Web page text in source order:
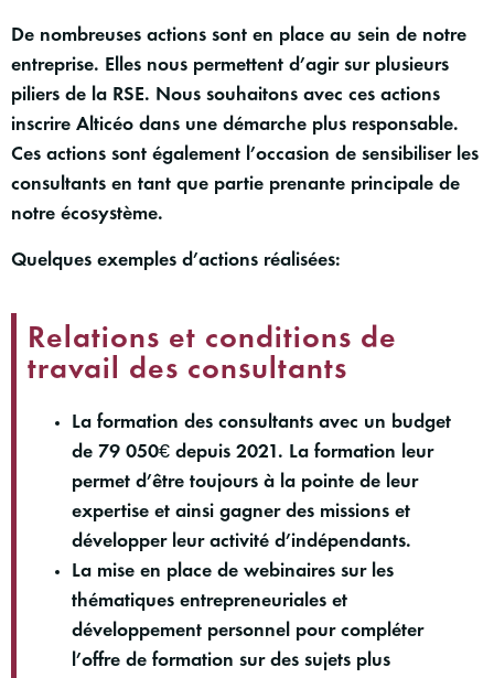
De nombreuses actions sont en place au sein de notre
entreprise. Elles nous permettent d’agir sur plusieurs
piliers de la RSE. Nous souhaitons avec ces actions
inscrire Alticéo dans une démarche plus responsable.
Ces actions sont également l’occasion de sensibiliser les
consultants en tant que partie prenante principale de
notre écosystème.
Quelques exemples d’actions réalisées:
Relations et conditions de
travail des consultants
La formation des consultants avec un budget
de 79 050€ depuis 2021. La formation leur
permet d’être toujours à la pointe de leur
expertise et ainsi gagner des missions et
développer leur activité d’indépendants.
La mise en place de webinaires sur les
thématiques entrepreneuriales et
développement personnel pour compléter
l’offre de formation sur des sujets plus